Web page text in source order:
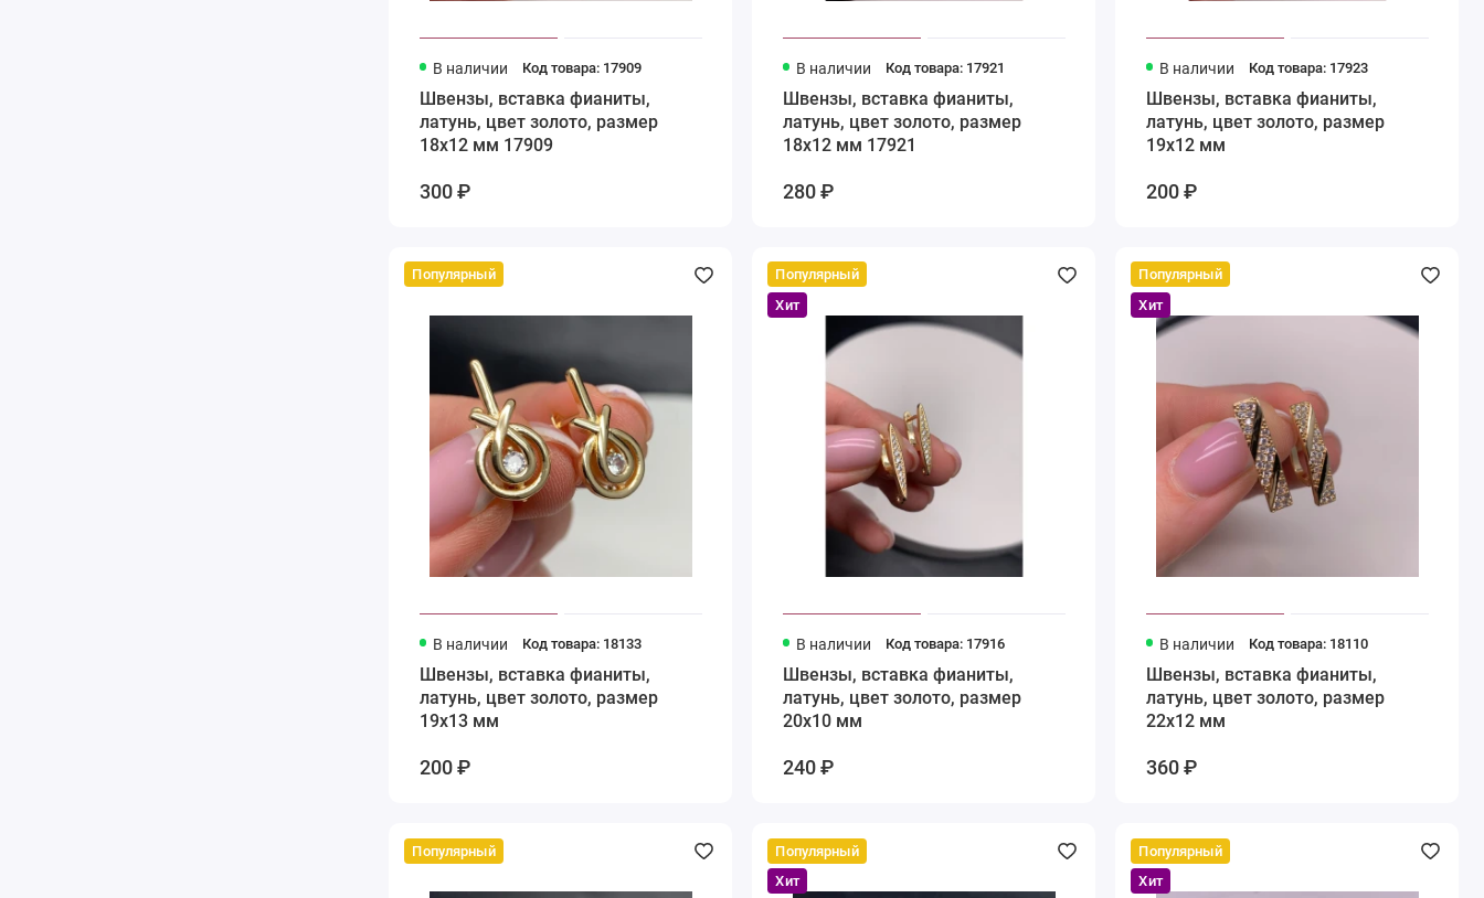
В наличии Код товара: 17909
Швензы, вставка фианиты,
латунь, цвет золото, размер
18х12 мм 17909
300 ₽
В наличии Код товара: 17921
Швензы, вставка фианиты,
латунь, цвет золото, размер
18х12 мм 17921
280 ₽
В наличии Код товара: 17923
Швензы, вставка фианиты,
латунь, цвет золото, размер
19х12 мм
200 ₽
Популярный
В наличии Код товара: 18133
Швензы, вставка фианиты,
латунь, цвет золото, размер
19х13 мм
200 ₽
Популярный
Хит
В наличии Код товара: 17916
Швензы, вставка фианиты,
латунь, цвет золото, размер
20х10 мм
240 ₽
Популярный
Хит
В наличии Код товара: 18110
Швензы, вставка фианиты,
латунь, цвет золото, размер
22х12 мм
360 ₽
Популярный
Популярный
Хит
Популярный
Хит